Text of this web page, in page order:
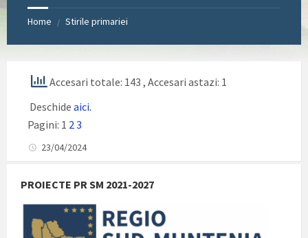
Home / Stirile primariei
Accesari totale: 143 , Accesari astazi: 1
Deschide aici.
Pagini: 1 2 3
23/04/2024
PROIECTE PR SM 2021-2027